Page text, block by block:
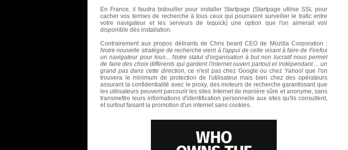
En France, il faudra bidouiller pour installer Startpage (Startpage utilise SSL pour
cacher vos termes de recherche à tous ceux qui pourraient surveiller le trafic entre
votre navigateur et les serveurs de Ixquick) une option que l'on aimerait voir
disponible dès installation.
Contrairement aux propos délirants de Chris beardCEO de Mozilla Corporation :
Notre nouvelle stratégie de recherche vient à l'appui de celle visant à faire de Firefox
un navigateur pour tous... Notre statut d'organisation à but non lucratif nous permet
de faire des choix différents qui gardent l'internet ouvert partout et indépendant ... un
grand pas dans cette direction, ce n'est pas chez Google ou chez Yahoo! que l'on
trouvera le minimum de protection de l'utilisateur mais bien chez des opérateurs
assurant la confidentialité avec le proxy, des moteurs de recherche garantissant que
les utilisateurs peuvent parcourir les sites Internet de manière sûre et anonyme, sans
transmettre leurs informations d'identification personnelle aux sites qu'ils consultent,
et surtout faisant la promotion d'un internet sans cookies.